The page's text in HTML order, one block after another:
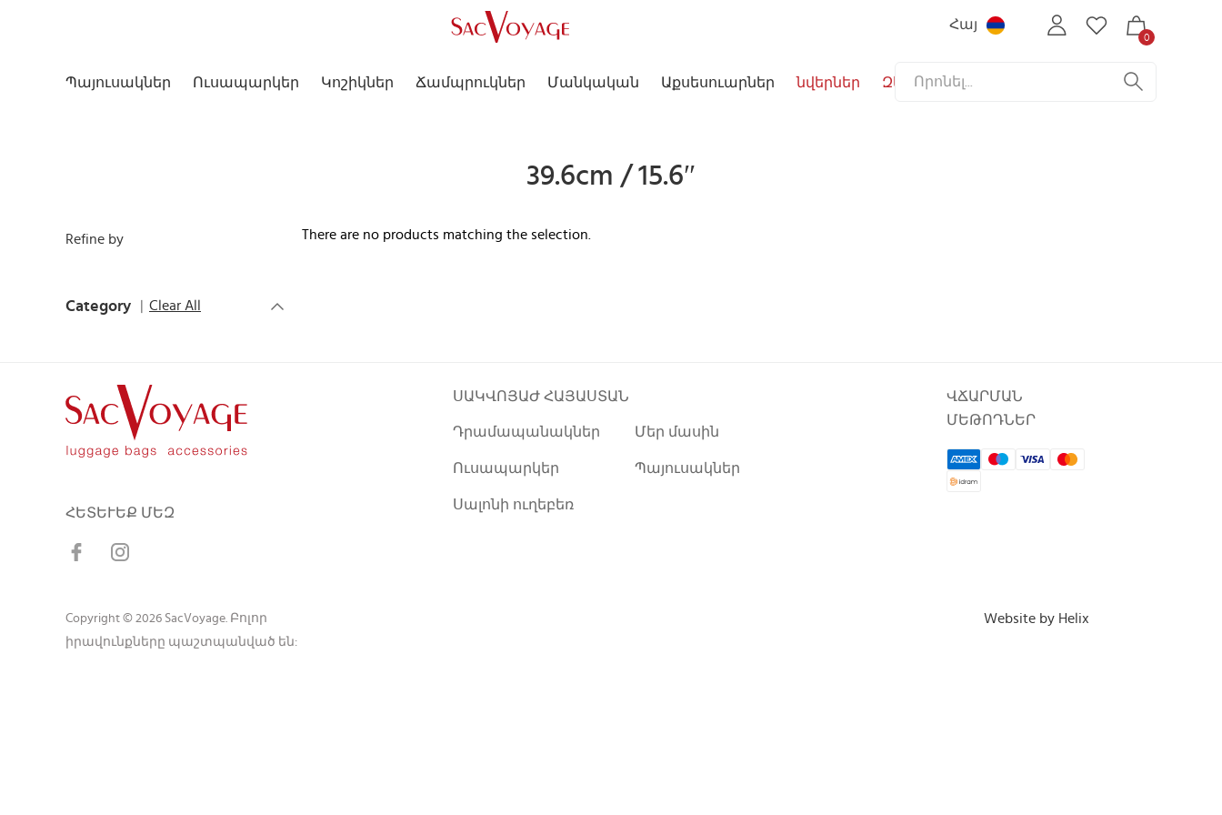
Հայ
0
Պայուսակներ Ուսապարկեր Կոշիկներ Ճամպրուկներ Մանկական Աքսեսուարներ նվերներ Զեղչեր
39.6cm / 15.6″
Refine by
Category Clear All
There are no products matching the selection.
ՀԵՏԵՒԵՔ ՄԵԶ
ՍԱԿՎՈՅԱԺ ՀԱՅԱՍՏԱՆ
Դրամապանակներ Մեր մասին
Ուսապարկեր Պայուսակներ
Սալոնի ուղեբեռ
ՎՃԱՐՄԱՆ
ՄԵԹՈԴՆԵՐ
Copyright © 2026 SacVoyage. Բոլոր
իրավունքները պաշտպանված են:
Website by Helix